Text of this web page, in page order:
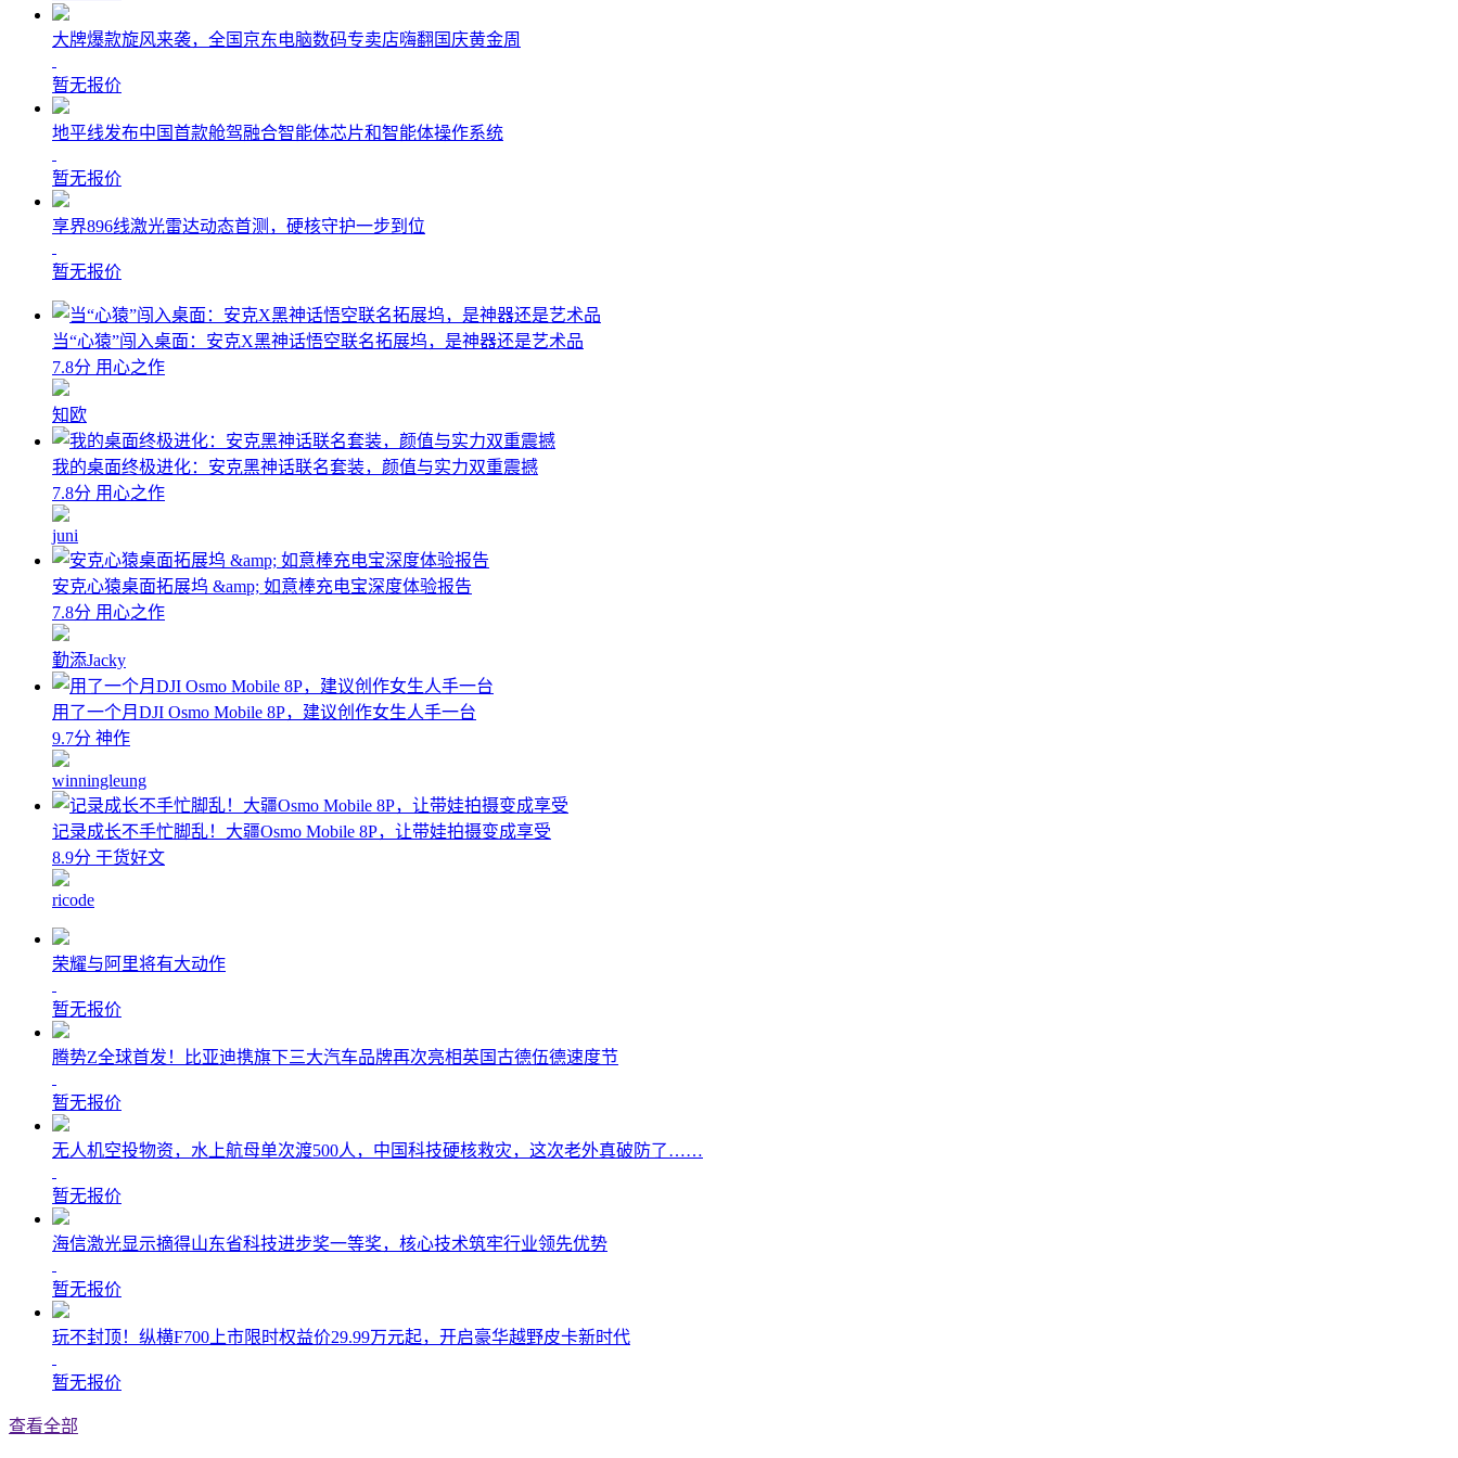
大牌爆款旋风来袭，全国京东电脑数码专卖店嗨翻国庆黄金周
暂无报价
地平线发布中国首款舱驾融合智能体芯片和智能体操作系统
暂无报价
享界896线激光雷达动态首测，硬核守护一步到位
暂无报价
当“心猿”闯入桌面：安克X黑神话悟空联名拓展坞，是神器还是艺术品
7.8分 用心之作
知欧
我的桌面终极进化：安克黑神话联名套装，颜值与实力双重震撼
7.8分 用心之作
juni
安克心猿桌面拓展坞 &amp; 如意棒充电宝深度体验报告
7.8分 用心之作
勤添Jacky
用了一个月DJI Osmo Mobile 8P，建议创作女生人手一台
9.7分 神作
winningleung
记录成长不手忙脚乱！大疆Osmo Mobile 8P，让带娃拍摄变成享受
8.9分 干货好文
ricode
荣耀与阿里将有大动作
暂无报价
腾势Z全球首发！比亚迪携旗下三大汽车品牌再次亮相英国古德伍德速度节
暂无报价
无人机空投物资，水上航母单次渡500人，中国科技硬核救灾，这次老外真破防了……
暂无报价
海信激光显示摘得山东省科技进步奖一等奖，核心技术筑牢行业领先优势
暂无报价
玩不封顶！纵横F700上市限时权益价29.99万元起，开启豪华越野皮卡新时代
暂无报价
查看全部